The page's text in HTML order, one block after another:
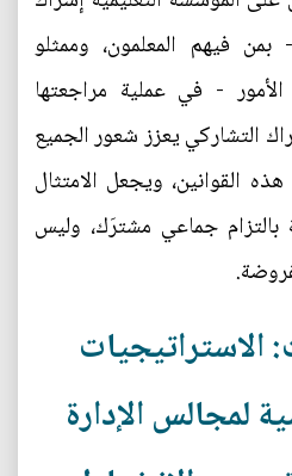
فيهم المعلمون، وممثلو
- في عملية مراجعتها
التشاركي يعزز شعور الجميع
القوانين، ويجعل الامتثال
بالتزام جماعي مشترَك، وليس
الاستراتيجيات
لمجالس الإدارة